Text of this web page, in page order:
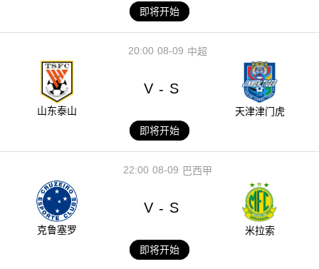
即将开始
08-09
20:00 中超
山东泰山
V - S
天津津门虎
即将开始
08-09
22:00 巴西甲
克鲁塞罗
V - S
米拉索
即将开始